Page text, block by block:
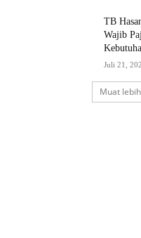
TB
Wajib
Juli 21,
Muat